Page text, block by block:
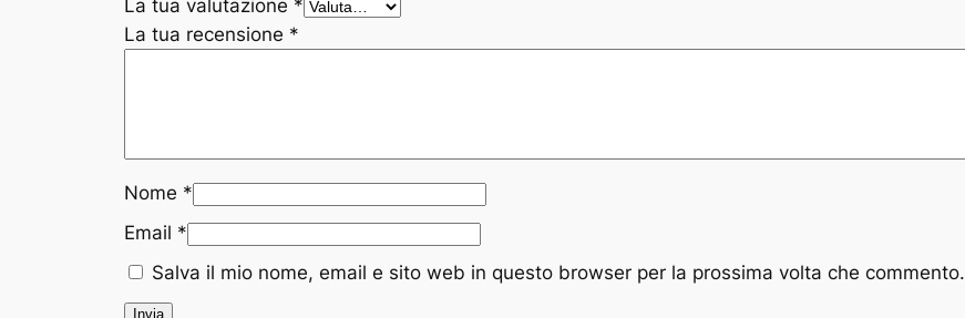
t
La tua valutazione *
La tua recensione *
Nome *
Email *
Salva il mio nome, email e sito web in questo browser per la prossima volta che commento.